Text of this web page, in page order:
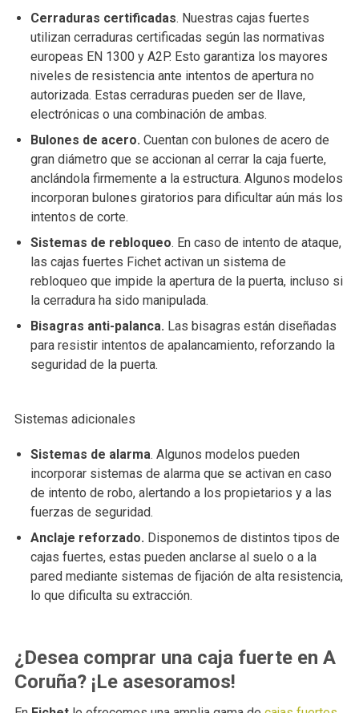
Cerraduras certificadas. Nuestras cajas fuertes
utilizan cerraduras certificadas según las normativas
europeas EN 1300 y A2P. Esto garantiza los mayores
niveles de resistencia ante intentos de apertura no
autorizada. Estas cerraduras pueden ser de llave,
electrónicas o una combinación de ambas.
Bulones de acero. Cuentan con bulones de acero de
gran diámetro que se accionan al cerrar la caja fuerte,
anclándola firmemente a la estructura. Algunos modelos
incorporan bulones giratorios para dificultar aún más los
intentos de corte.
Sistemas de rebloqueo. En caso de intento de ataque,
las cajas fuertes Fichet activan un sistema de
rebloqueo que impide la apertura de la puerta, incluso si
la cerradura ha sido manipulada.
Bisagras anti-palanca. Las bisagras están diseñadas
para resistir intentos de apalancamiento, reforzando la
seguridad de la puerta.
Sistemas adicionales
Sistemas de alarma. Algunos modelos pueden
incorporar sistemas de alarma que se activan en caso
de intento de robo, alertando a los propietarios y a las
fuerzas de seguridad.
Anclaje reforzado. Disponemos de distintos tipos de
cajas fuertes, estas pueden anclarse al suelo o a la
pared mediante sistemas de fijación de alta resistencia,
lo que dificulta su extracción.
¿Desea comprar una caja fuerte en A
Coruña? ¡Le asesoramos!